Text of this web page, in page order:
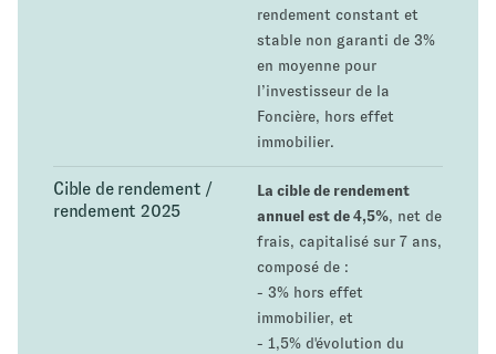
rendement constant et
stable non garanti de 3%
en moyenne pour
l’investisseur de la
Foncière, hors effet
immobilier.
Cible de rendement /
rendement 2025
La cible de rendement
annuel est de 4,5%, net de
frais, capitalisé sur 7 ans,
composé de :
- 3% hors effet
immobilier, et
- 1,5% d'évolution du